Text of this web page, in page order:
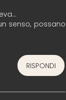
senso, possano
RISPONDI